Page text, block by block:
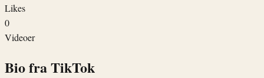
Likes
0
Videoer
Bio fra TikTok